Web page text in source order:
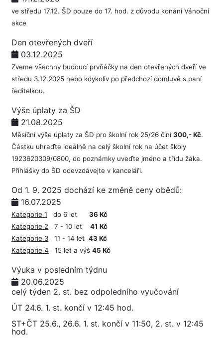
ve středu 17.12. ŠD pouze do 17. hod. z důvodu konání Vánoční
akce
Den otevřených dveří
03.12.2025
Zveme všechny budoucí prvňáčky na den otevřených dveří ve
středu 3.12.2025 nebo kdykoliv po předchozí domluvě s paní
ředitelkou.
Výše úplaty za ŠD
21.08.2025
Měsíční výše úplaty za ŠD pro školní rok 25/26 činí300,- Kč.
Částku uhraďte ideálně na celý školní rok na účet školy
1923620309/0800, do poznámky uveďte jméno a třídu žáka.
Přihlášky do ŠD odevzdávejte v kanceláři.
Od 1. 9. 2025 dochází ke změně ceny obědů:
16.07.2025
Kategorie 1 do 6 let 36 Kč
Kategorie 2 7 - 10 let 41 Kč
Kategorie 3 11 - 14 let 43 Kč
Kategorie 4 15 let a výš 45 Kč
Výuka v posledním týdnu
20.06.2025
celý týden 2. st. bez odpoledního vyučování
ÚT 24.6. 1. st. končí v 12:45 hod.
ST+ČT 25.6., 26.6. 1. st. končí v 11:50, 2. st. v 12:45
hod.